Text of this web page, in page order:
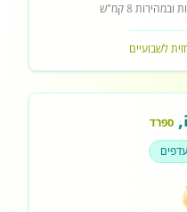
ובמהירות8קמ"ש
לשבועיים
, ספרד